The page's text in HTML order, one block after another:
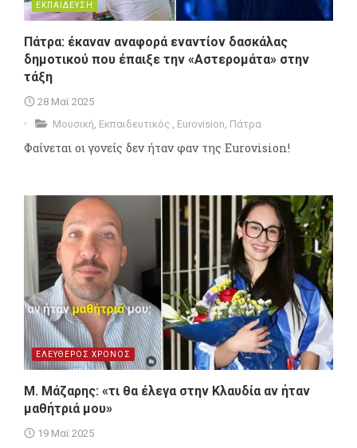
ΕΚΠΑΙΔΕΥΣΗ
Πάτρα: έκαναν αναφορά εναντίον δασκάλας
δημοτικού που έπαιξε την «Αστερομάτα» στην
τάξη
28 Μαϊ 2025
Μουσική, Εκπαιδευτικός , Eurovision, Πάτρα
Φαίνεται οι γονείς δεν ήταν φαν της Eurovision!
ΕΛΕΥΘΕΡΟΣ ΧΡΟΝΟΣ
Μ. Μάζαρης: «τι θα έλεγα στην Κλαυδία αν ήταν
μαθήτριά μου»
19 Μαϊ 2025